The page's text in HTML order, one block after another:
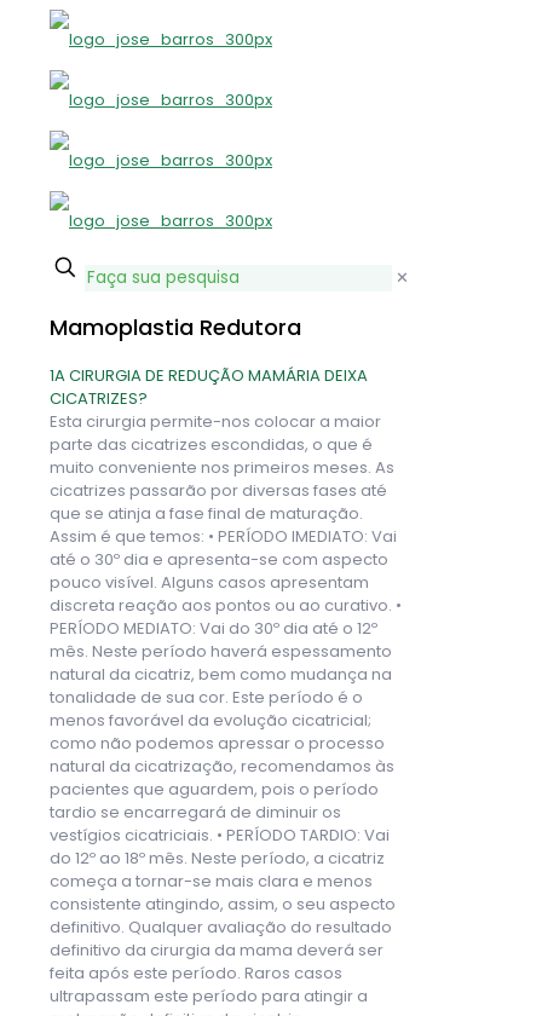
✕
Mamoplastia Redutora
1A CIRURGIA DE REDUÇÃO MAMÁRIA DEIXA
CICATRIZES?
Esta cirurgia permite-nos colocar a maior
parte das cicatrizes escondidas, o que é
muito conveniente nos primeiros meses. As
cicatrizes passarão por diversas fases até
que se atinja a fase final de maturação.
Assim é que temos: • PERÍODO IMEDIATO: Vai
até o 30º dia e apresenta-se com aspecto
pouco visível. Alguns casos apresentam
discreta reação aos pontos ou ao curativo. •
PERÍODO MEDIATO: Vai do 30º dia até o 12º
mês. Neste período haverá espessamento
natural da cicatriz, bem como mudança na
tonalidade de sua cor. Este período é o
menos favorável da evolução cicatricial;
como não podemos apressar o processo
natural da cicatrização, recomendamos às
pacientes que aguardem, pois o período
tardio se encarregará de diminuir os
vestígios cicatriciais. • PERÍODO TARDIO: Vai
do 12º ao 18º mês. Neste período, a cicatriz
começa a tornar-se mais clara e menos
consistente atingindo, assim, o seu aspecto
definitivo. Qualquer avaliação do resultado
definitivo da cirurgia da mama deverá ser
feita após este período. Raros casos
ultrapassam este período para atingir a